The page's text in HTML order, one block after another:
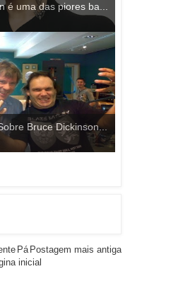
é uma das piores ba...
Bruce Dickinson...
Postagem mais antiga
Pá
inicial